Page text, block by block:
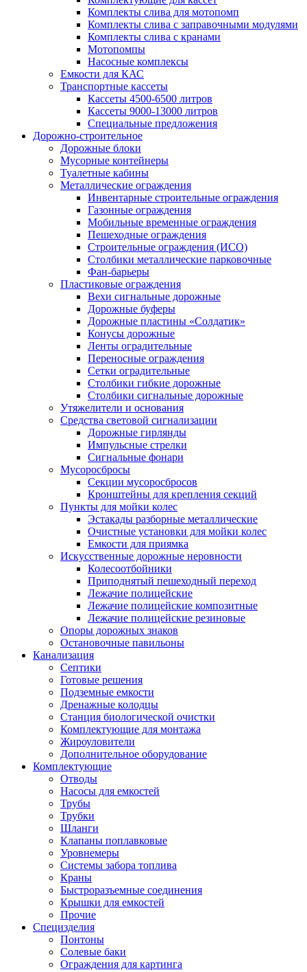
Комплекты слива для мотопомп
Комплекты слива с заправочными модулями
Комплекты слива с кранами
Мотопомпы
Насосные комплексы
Емкости для КАС
Транспортные кассеты
Кассеты 4500-6500 литров
Кассеты 9000-13000 литров
Специальные предложения
Дорожно-строительное
Дорожные блоки
Мусорные контейнеры
Туалетные кабины
Металлические ограждения
Инвентарные строительные ограждения
Газонные ограждения
Мобильные временные ограждения
Пешеходные ограждения
Строительные ограждения (ИСО)
Столбики металлические парковочные
Фан-барьеры
Пластиковые ограждения
Вехи сигнальные дорожные
Дорожные буферы
Дорожные пластины «Солдатик»
Конусы дорожные
Ленты оградительные
Переносные ограждения
Сетки оградительные
Столбики гибкие дорожные
Столбики сигнальные дорожные
Утяжелители и основания
Средства световой сигнализации
Дорожные гирлянды
Импульсные стрелки
Сигнальные фонари
Мусоросбросы
Секции мусоросбросов
Кронштейны для крепления секций
Пункты для мойки колес
Эстакады разборные металлические
Очистные установки для мойки колес
Емкости для приямка
Искусственные дорожные неровности
Колесоотбойники
Приподнятый пешеходный переход
Лежачие полицейские
Лежачие полицейские композитные
Лежачие полицейские резиновые
Опоры дорожных знаков
Остановочные павильоны
Канализация
Септики
Готовые решения
Подземные емкости
Дренажные колодцы
Станция биологической очистки
Комплектующие для монтажа
Жироуловители
Дополнительное оборудование
Комплектующие
Отводы
Насосы для емкостей
Трубы
Трубки
Шланги
Клапаны поплавковые
Уровнемеры
Системы забора топлива
Краны
Быстроразъемные соединения
Крышки для емкостей
Прочие
Специзделия
Понтоны
Солевые баки
Ограждения для картинга